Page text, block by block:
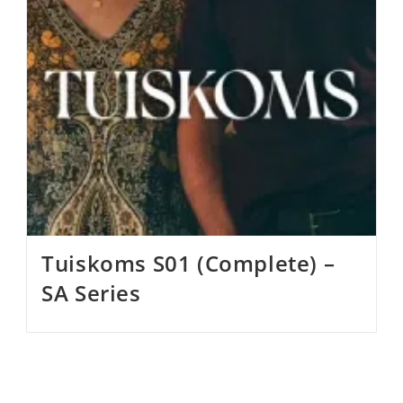
Tuiskoms S01 (Complete) –
SA Series